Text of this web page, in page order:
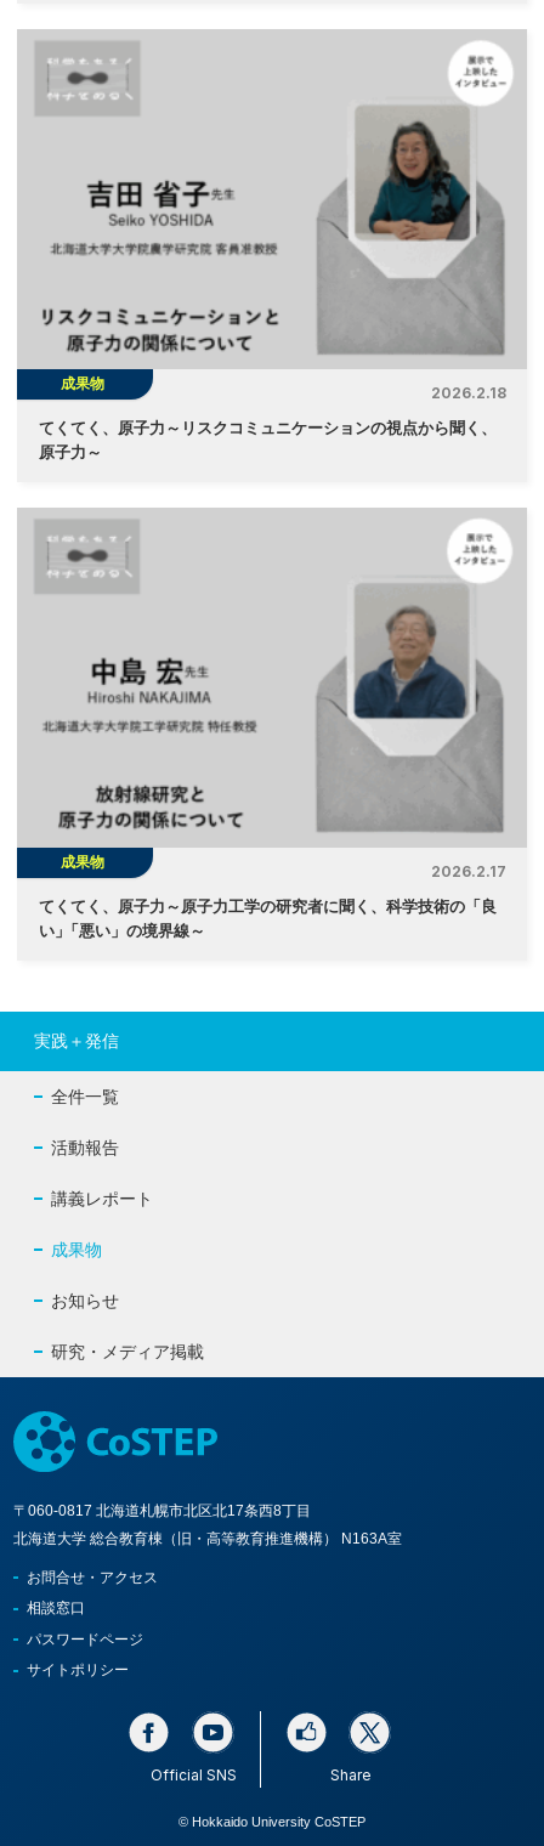
成果物
2026.2.18
てくてく、原子力～リスクコミュニケーションの視点から聞く、
原子力～
成果物
2026.2.17
てくてく、原子力～原子力工学の研究者に聞く、科学技術の「良
い」 「悪い」の境界線～
実践＋発信
全件一覧
活動報告
講義レポート
成果物
お知らせ
研究・メディア掲載
〒060-0817 北海道札幌市北区北17条西8丁目
北海道大学 総合教育棟（旧・高等教育推進機構） N163A室
お問合せ・アクセス
相談窓口
パスワードページ
サイトポリシー
Official SNS Share
© Hokkaido University CoSTEP